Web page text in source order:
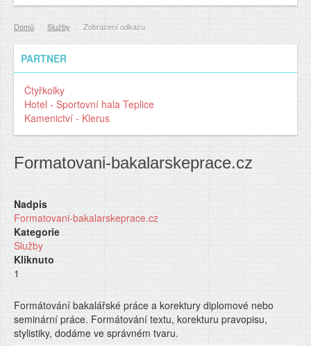
Domů / Služby / Zobrazení odkazu
PARTNER
Čtyřkolky
Hotel - Sportovní hala Teplice
Kamenictví - Klerus
Formatovani-bakalarskeprace.cz
Nadpis
Formatovani-bakalarskeprace.cz
Kategorie
Služby
Kliknuto
1
Formátování bakalářské práce a korektury diplomové nebo
seminární práce. Formátování textu, korekturu pravopisu,
stylistiky, dodáme ve správném tvaru.